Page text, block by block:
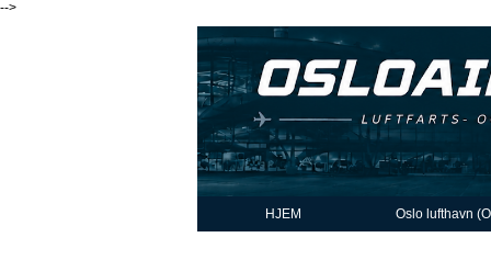
-->
HJEM Oslo lufthavn